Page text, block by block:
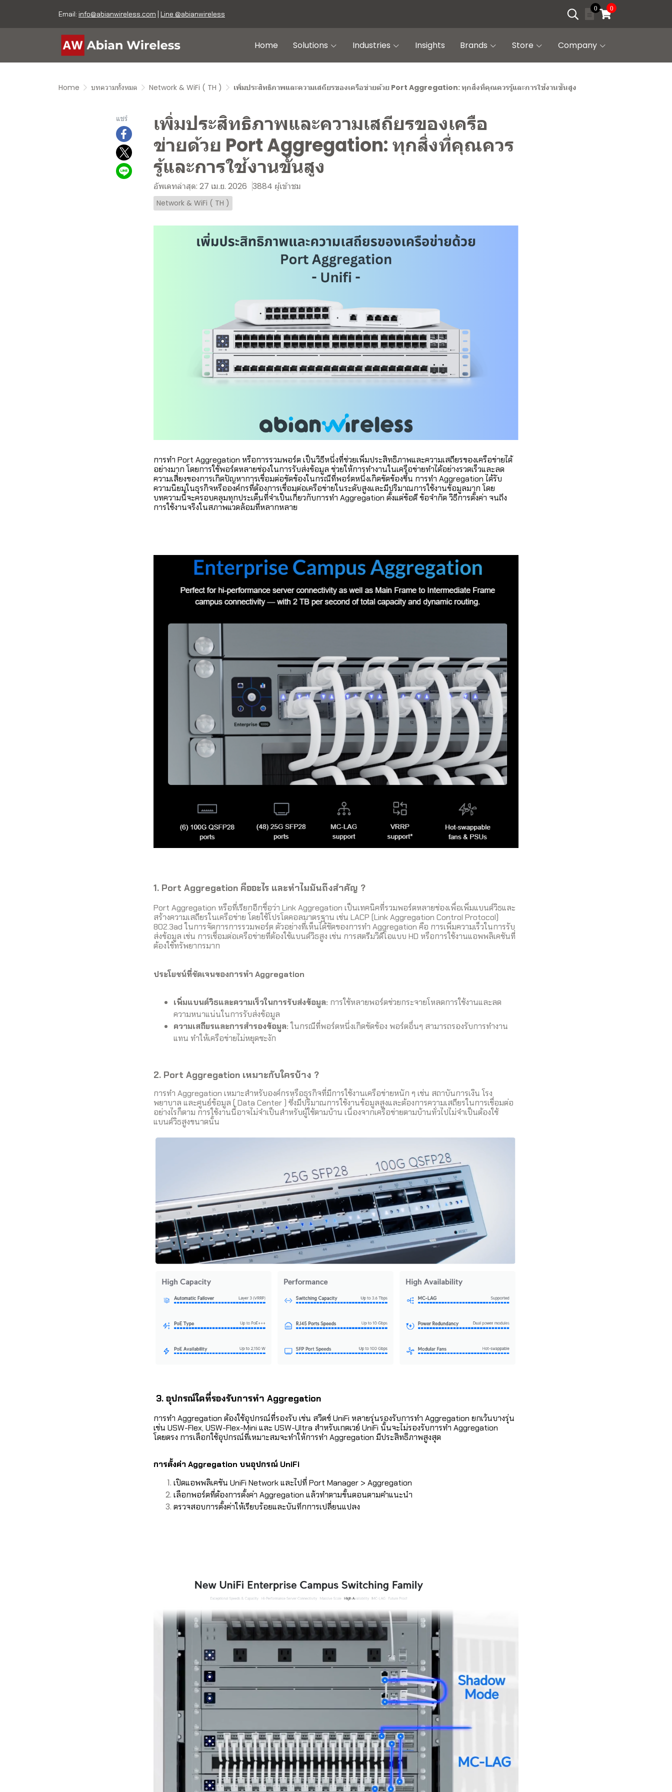
Email: info@abianwireless.com Line @abianwireless
0 0
Home Solutions Industries Insights Brands Store Company
Home บทความทั้งหมด Network & WiFi ( TH ) เพิ่มประสิทธิภาพและความเสถียรของเครือข่ายด้วย Port Aggregation: ทุกสิ่งที่คุณควรรู้และการใช้งานขั้นสูง
แชร์
เพิ่มประสิทธิภาพและความเสถียรของเครือ
ข่ายด้วย Port Aggregation: ทุกสิ่งที่คุณควร
รู้และการใช้งานขั้นสูง
อัพเดทล่าสุด: 27 เม.ย. 2026 3884 ผู้เข้าชม
Network & WiFi ( TH )
การทำ Port Aggregation หรือการรวมพอร์ต เป็นวิธีหนึ่งที่ช่วยเพิ่มประสิทธิภาพและความเสถียรของเครือข่ายได้
อย่างมาก โดยการใช้พอร์ตหลายช่องในการรับส่งข้อมูล ช่วยให้การทำงานในเครือข่ายทำได้อย่างรวดเร็วและลด
ความเสี่ยงของการเกิดปัญหาการเชื่อมต่อขัดข้องในกรณีที่พอร์ตหนึ่งเกิดขัดข้องขึ้น การทำ Aggregation ได้รับ
ความนิยมในธุรกิจหรือองค์กรที่ต้องการเชื่อมต่อเครือข่ายในระดับสูงและมีปริมาณการใช้งานข้อมูลมาก โดย
บทความนี้จะครอบคลุมทุกประเด็นที่จำเป็นเกี่ยวกับการทำ Aggregation ตั้งแต่ข้อดี ข้อจำกัด วิธีการตั้งค่า จนถึง
การใช้งานจริงในสภาพแวดล้อมที่หลากหลาย
1. Port Aggregation คืออะไร และทำไมมันถึงสำคัญ ?
Port Aggregation หรือที่เรียกอีกชื่อว่า Link Aggregation เป็นเทคนิคที่รวมพอร์ตหลายช่องเพื่อเพิ่มแบนด์วิธและ
สร้างความเสถียรในเครือข่าย โดยใช้โปรโตคอลมาตรฐาน เช่น LACP (Link Aggregation Control Protocol)
802.3ad ในการจัดการการรวมพอร์ต ตัวอย่างที่เห็นได้ชัดของการทำ Aggregation คือ การเพิ่มความเร็วในการรับ
ส่งข้อมูล เช่น การเชื่อมต่อเครือข่ายที่ต้องใช้แบนด์วิธสูง เช่น การสตรีมวิดีโอแบบ HD หรือการใช้งานแอพพลิเคชันที่
ต้องใช้ทรัพยากรมาก
ประโยชน์ที่ชัดเจนของการทำ Aggregation
เพิ่มแบนด์วิธและความเร็วในการรับส่งข้อมูล: การใช้หลายพอร์ตช่วยกระจายโหลดการใช้งานและลด
ความหนาแน่นในการรับส่งข้อมูล
ความเสถียรและการสำรองข้อมูล:ในกรณีที่พอร์ตหนึ่งเกิดขัดข้อง พอร์ตอื่นๆ สามารถรองรับการทำงาน
แทน ทำให้เครือข่ายไม่หยุดชะงัก
2. Port Aggregation เหมาะกับใครบ้าง ?
การทำ Aggregation เหมาะสำหรับองค์กรหรือธุรกิจที่มีการใช้งานเครือข่ายหนัก ๆ เช่น สถาบันการเงิน โรง
พยาบาล และศูนย์ข้อมูล ( Data Center ) ซึ่งมีปริมาณการใช้งานข้อมูลสูงและต้องการความเสถียรในการเชื่อมต่อ
อย่างไรก็ตาม การใช้งานนี้อาจไม่จำเป็นสำหรับผู้ใช้ตามบ้าน เนื่องจากเครือข่ายตามบ้านทั่วไปไม่จำเป็นต้องใช้
แบนด์วิธสูงขนาดนั้น
3. อุปกรณ์ใดที่รองรับการทำ Aggregation
การทำ Aggregation ต้องใช้อุปกรณ์ที่รองรับ เช่น สวิตช์ UniFi หลายรุ่นรองรับการทำ Aggregation ยกเว้นบางรุ่น
เช่น USW-Flex, USW-Flex-Mini และ USW-Ultra สำหรับเกตเวย์ UniFi นั้นจะไม่รองรับการทำ Aggregation
โดยตรง การเลือกใช้อุปกรณ์ที่เหมาะสมจะทำให้การทำ Aggregation มีประสิทธิภาพสูงสุด
การตั้งค่า Aggregation บนอุปกรณ์ UniFi
เปิดแอพพลิเคชัน UniFi Network และไปที่ Port Manager > Aggregation
เลือกพอร์ตที่ต้องการตั้งค่า Aggregation แล้วทำตามขั้นตอนตามคำแนะนำ
ตรวจสอบการตั้งค่าให้เรียบร้อยและบันทึกการเปลี่ยนแปลง